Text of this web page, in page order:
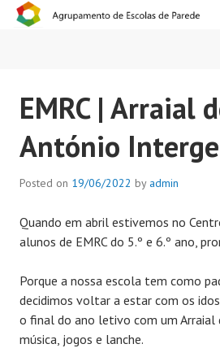
ESCOLAS
EMRC | Arraial
António
Posted on 19/06/2022 by admin
Quando em abril estivemos no
alunos de EMRC do 5.º e 6.º ano,
Porque a nossa escola tem como
decidimos voltar a estar com os
o final do ano letivo com um Arraial
música, jogos e lanche.